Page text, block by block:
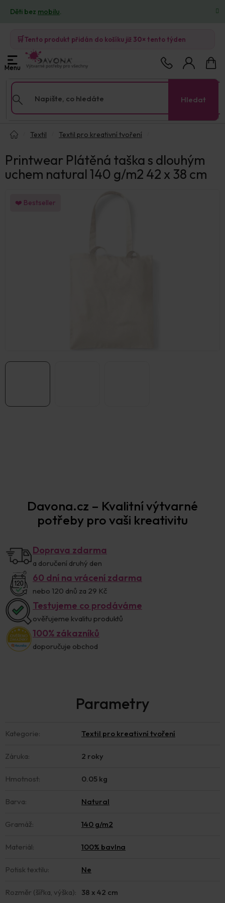
obsah
Děti bez mobilu.
🛒Tento produkt přidán do košíku již 30× tento týden
Hledat
košík
Textil
Textil pro kreativní tvoření
Printwear Plátěná taška s dlouhým
uchem natural 140 g/m2 42 x 38 cm
❤️ Bestseller
Davona.cz – Kvalitní výtvarné
potřeby pro vaši kreativitu
Doprava zdarma
a doručení druhý den
60 dní na vrácení zdarma
nebo 120 dnů za 29 Kč
Testujeme co prodáváme
ověřujeme kvalitu produktů
100% zákazníků
doporučuje obchod
Kategorie: Textil pro kreativní tvoření
Záruka: 2 roky
Hmotnost: 0.05 kg
Barva: Natural
Gramáž: 140 g/m2
Materiál: 100% bavlna
Potisk textilu: Ne
Rozměr (šířka, výška): 38 x 42 cm